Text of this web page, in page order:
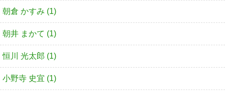
朝倉 かすみ (1)
朝井 まかて (1)
恒川 光太郎 (1)
小野寺 史宜 (1)